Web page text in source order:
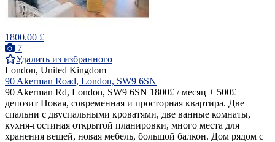
1800.00 £
7
Удалить из избранного
London, United Kingdom
90 Akerman Road, London, SW9 6SN
90 Akerman Rd, London, SW9 6SN 1800£ / месяц + 500£
депозит Новая, современная и просторная квартира. Две
спальни с двуспальными кроватями, две ванные комнаты,
кухня-гостиная открытой планировки, много места для
хранения вещей, новая мебель, большой балкон. Дом рядом с